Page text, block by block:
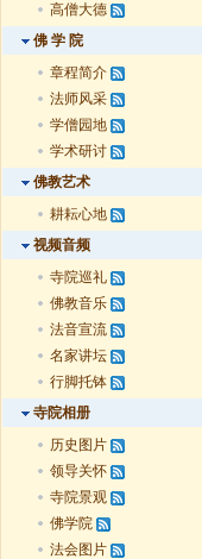
高僧大德
佛 学 院
章程简介
法师风采
学僧园地
学术研讨
佛教艺术
耕耘心地
视频音频
寺院巡礼
佛教音乐
法音宣流
名家讲坛
行脚托钵
寺院相册
历史图片
领导关怀
寺院景观
佛学院
法会图片